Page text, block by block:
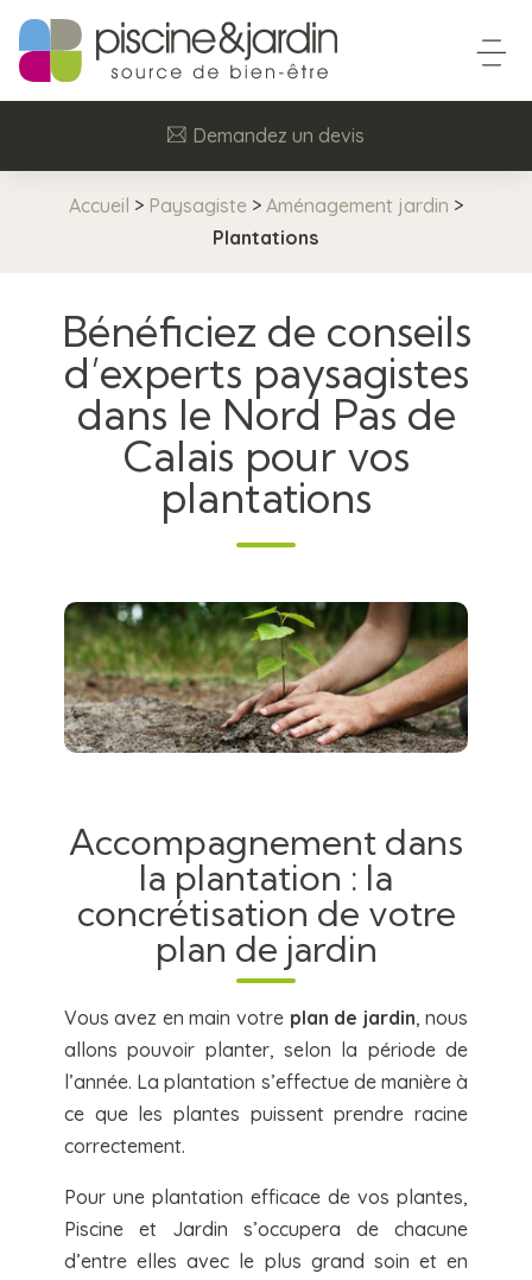
Demandez un devis
Accueil > Paysagiste > Aménagement jardin >
Plantations
Bénéficiez de conseils
d’experts paysagistes
dans le Nord Pas de
Calais pour vos
plantations
Accompagnement dans
la plantation : la
concrétisation de votre
plan de jardin
Vous avez en main votre plan de jardin, nous
allons pouvoir planter, selon la période de
l’année. La plantation s’effectue de manière à
ce que les plantes puissent prendre racine
correctement.
Pour une plantation efficace de vos plantes,
Piscine et Jardin s’occupera de chacune
d’entre elles avec le plus grand soin et en